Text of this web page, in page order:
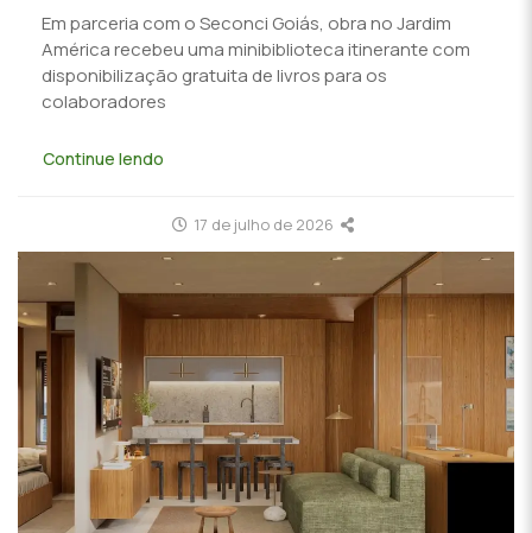
Em parceria com o Seconci Goiás, obra no Jardim
América recebeu uma minibiblioteca itinerante com
disponibilização gratuita de livros para os
colaboradores
Continue lendo
17 de julho de 2026